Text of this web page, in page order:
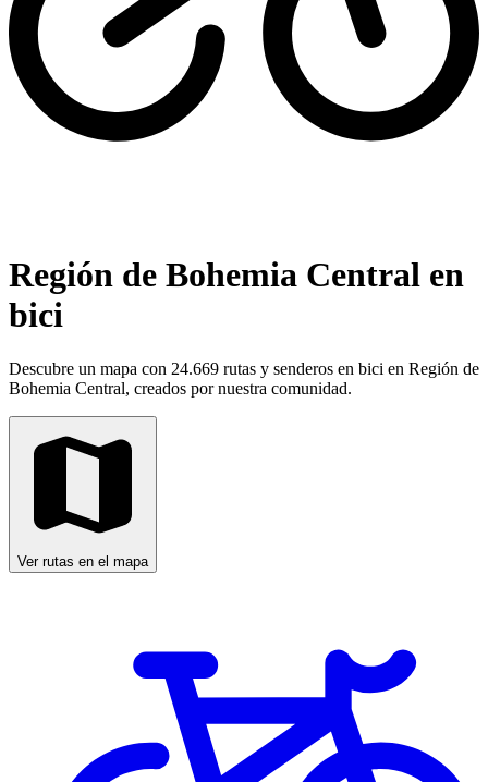
Región de Bohemia Central en
bici
Descubre un mapa con 24.669 rutas y senderos en bici en Región de
Bohemia Central, creados por nuestra comunidad.
Ver rutas en el mapa